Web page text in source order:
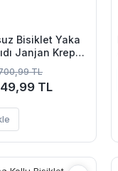
Bisiklet Yaka
Janjan Krep
TL
TL